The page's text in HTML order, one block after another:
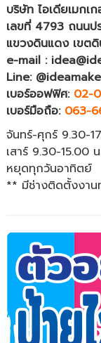
บริษัท ไอเดียเมกเ
เลขที่ 4793 ถนนปร
แขวงดินแดง เขต
e-mail :
Line:
เบอร์ออฟฟิศ: 02-
เบอร์มือถือ: 063-
จันทร์-ศุกร์ 9.30-
เสาร์ 9.30-15.00
หยุดทุกวันอาทิตย์
** มีช่างติดตั้งงาน